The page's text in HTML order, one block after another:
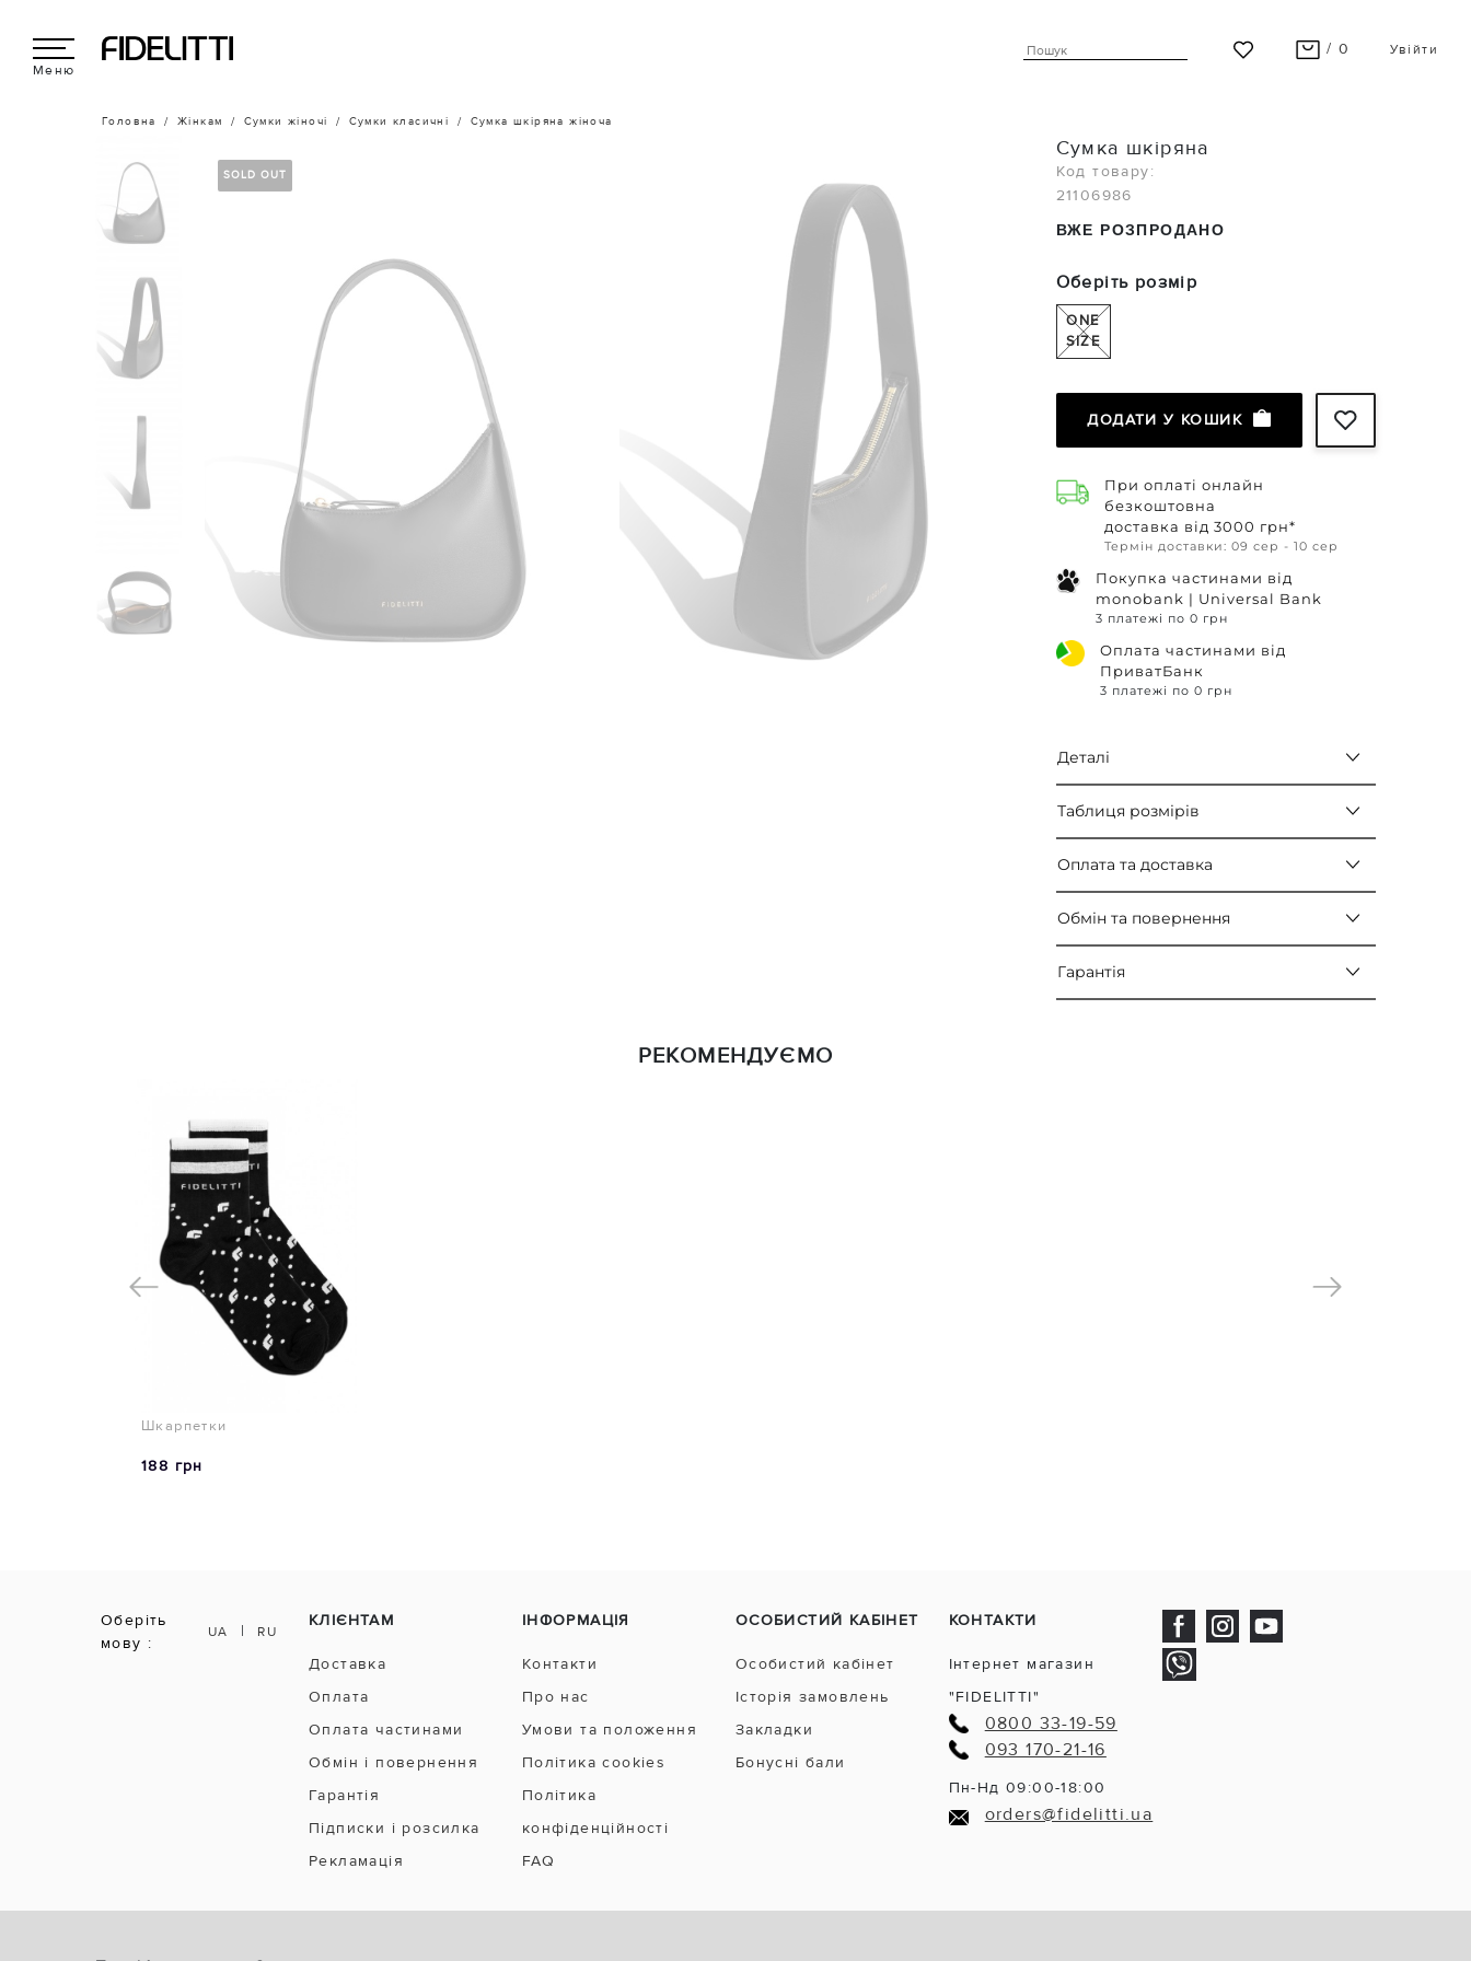
Меню
/ 0
Останні модні новинки чекають на Вас!
Увійти
Головна Жінкам Сумки жіночі Сумки класичні Сумка шкіряна жіноча
SOLD OUT
Сумка шкіряна
Код товару:
21106986
ВЖЕ РОЗПРОДАНО
Оберіть розмір
ONE
SIZE
ДОДАТИ У КОШИК
При оплаті онлайн
безкоштовна
доставка від 3000 грн*
Термін доставки: 09 сер - 10 сер
Покупка частинами від
monobank | Universal Bank
3 платежі по 0 грн
Оплата частинами від
ПриватБанк
3 платежі по 0 грн
Деталі
Таблиця розмірів
Оплата та доставка
Обмін та повернення
Гарантія
РЕКОМЕНДУЄМО
Шкарпетки
188 грн
Оберіть
мову :
UA | RU
КЛІЄНТАМ
Доставка
Оплата
Оплата частинами
Обмін і повернення
Гарантія
Підписки і розсилка
Рекламація
ІНФОРМАЦІЯ
Контакти
Про нас
Умови та положення
Політика cookies
Політика
конфіденційності
FAQ
ОСОБИСТИЙ КАБІНЕТ
Особистий кабінет
Історія замовлень
Закладки
Бонусні бали
КОНТАКТИ
Інтернет магазин
"FIDELITTI"
0800 33-19-59
093 170-21-16
Пн-Нд 09:00-18:00
orders@fidelitti.ua